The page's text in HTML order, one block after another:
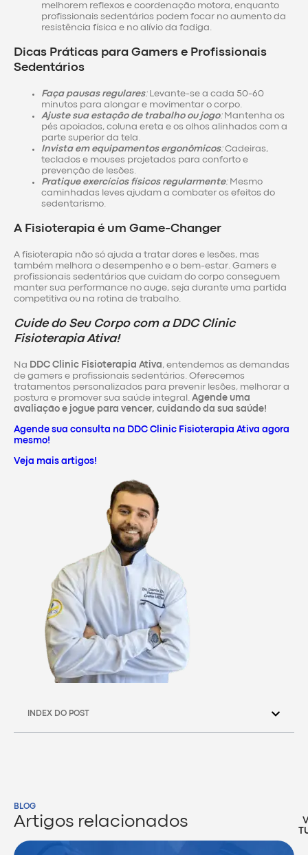
melhorem reflexos e coordenação motora, enquanto
profissionais sedentários podem focar no aumento da
resistência física e no alívio da fadiga.
Dicas Práticas para Gamers e Profissionais
Sedentários
Faça pausas regulares:Levante-se a cada 50-60
minutos para alongar e movimentar o corpo.
Ajuste sua estação de trabalho ou jogo:Mantenha os
pés apoiados, coluna ereta e os olhos alinhados com a
parte superior da tela.
Invista em equipamentos ergonômicos:Cadeiras,
teclados e mouses projetados para conforto e
prevenção de lesões.
Pratique exercícios físicos regularmente:Mesmo
caminhadas leves ajudam a combater os efeitos do
sedentarismo.
A Fisioterapia é um Game-Changer
A fisioterapia não só ajuda a tratar dores e lesões, mas
também melhora o desempenho e o bem-estar. Gamers e
profissionais sedentários que cuidam do corpo conseguem
manter sua performance no auge, seja durante uma partida
competitiva ou na rotina de trabalho.
Cuide do Seu Corpo com a DDC Clinic
Fisioterapia Ativa!
Na DDC Clinic Fisioterapia Ativa, entendemos as demandas
de gamers e profissionais sedentários. Oferecemos
tratamentos personalizados para prevenir lesões, melhorar a
postura e promover sua saúde integral. Agende uma
avaliação e jogue para vencer, cuidando da sua saúde!
Agende sua consulta na DDC Clinic Fisioterapia Ativa agora
mesmo!
Veja mais artigos!
INDEX DO POST
BLOG
Artigos relacionados